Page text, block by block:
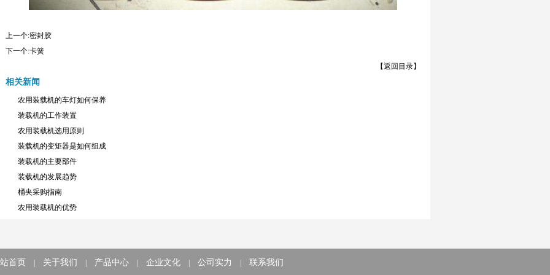
上一个:密封胶
下一个:卡簧
【返回目录】
相关新闻
农用装载机的车灯如何保养
装载机的工作装置
农用装载机选用原则
装载机的变矩器是如何组成
装载机的主要部件
装载机的发展趋势
桶夹采购指南
农用装载机的优势
首页 关于我们 产品中心 企业文化 公司实力 联系我们